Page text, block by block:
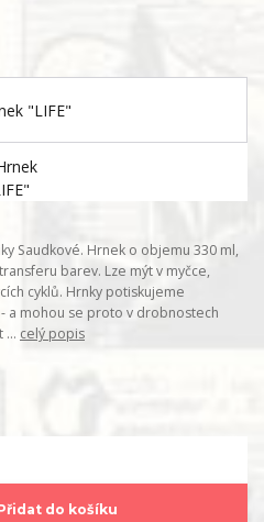
Saudkové. Hrnek o objemu 330 ml,
barev. Lze mýt v myčce,
cyklů. Hrnky potiskujeme
a mohou se proto v drobnostech
... celý popis
do košíku